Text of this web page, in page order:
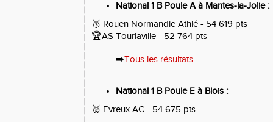
National 1 B Poule A à Mantes-la-Jolie :
🥉 Rouen Normandie Athlé - 54 619 pts
🏆AS Tourlaville - 52 764 pts
➡️Tous les résultats
National 1 B Poule E à Blois :
🥈 Evreux AC - 54 675 pts